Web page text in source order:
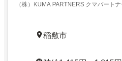
（株）KUMA PARTNERS クマパート
稲敷市